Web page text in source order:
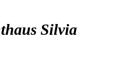
Silvia